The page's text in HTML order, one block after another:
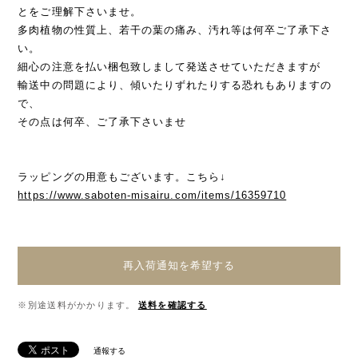
とをご理解下さいませ。
多肉植物の性質上、若干の葉の痛み、汚れ等は何卒ご了承下さ
い。
細心の注意を払い梱包致しまして発送させていただきますが
輸送中の問題により、傾いたりずれたりする恐れもありますの
で、
その点は何卒、ご了承下さいませ
ラッピングの用意もございます。こちら↓
https://www.saboten-misairu.com/items/16359710
再入荷通知を希望する
※別途送料がかかります。 送料を確認する
通報する